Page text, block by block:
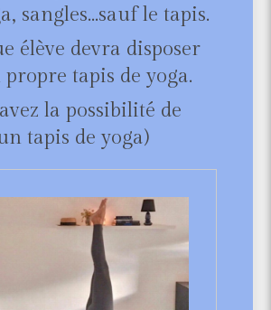
sangles...sauf le tapis.
élève devra disposer
propre tapis de yoga.
la possibilité de
tapis de yoga)